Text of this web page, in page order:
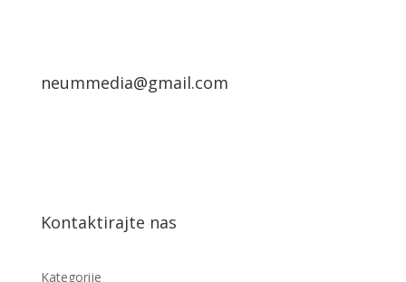
neummedia@gmail.com
Kontaktirajte nas
Kategorije